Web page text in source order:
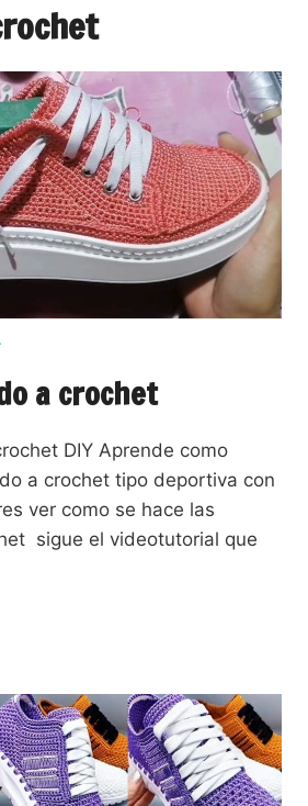
a crochet
DIY Aprende como
a crochet tipo deportiva con
ver como se hace las
sigue el videotutorial que